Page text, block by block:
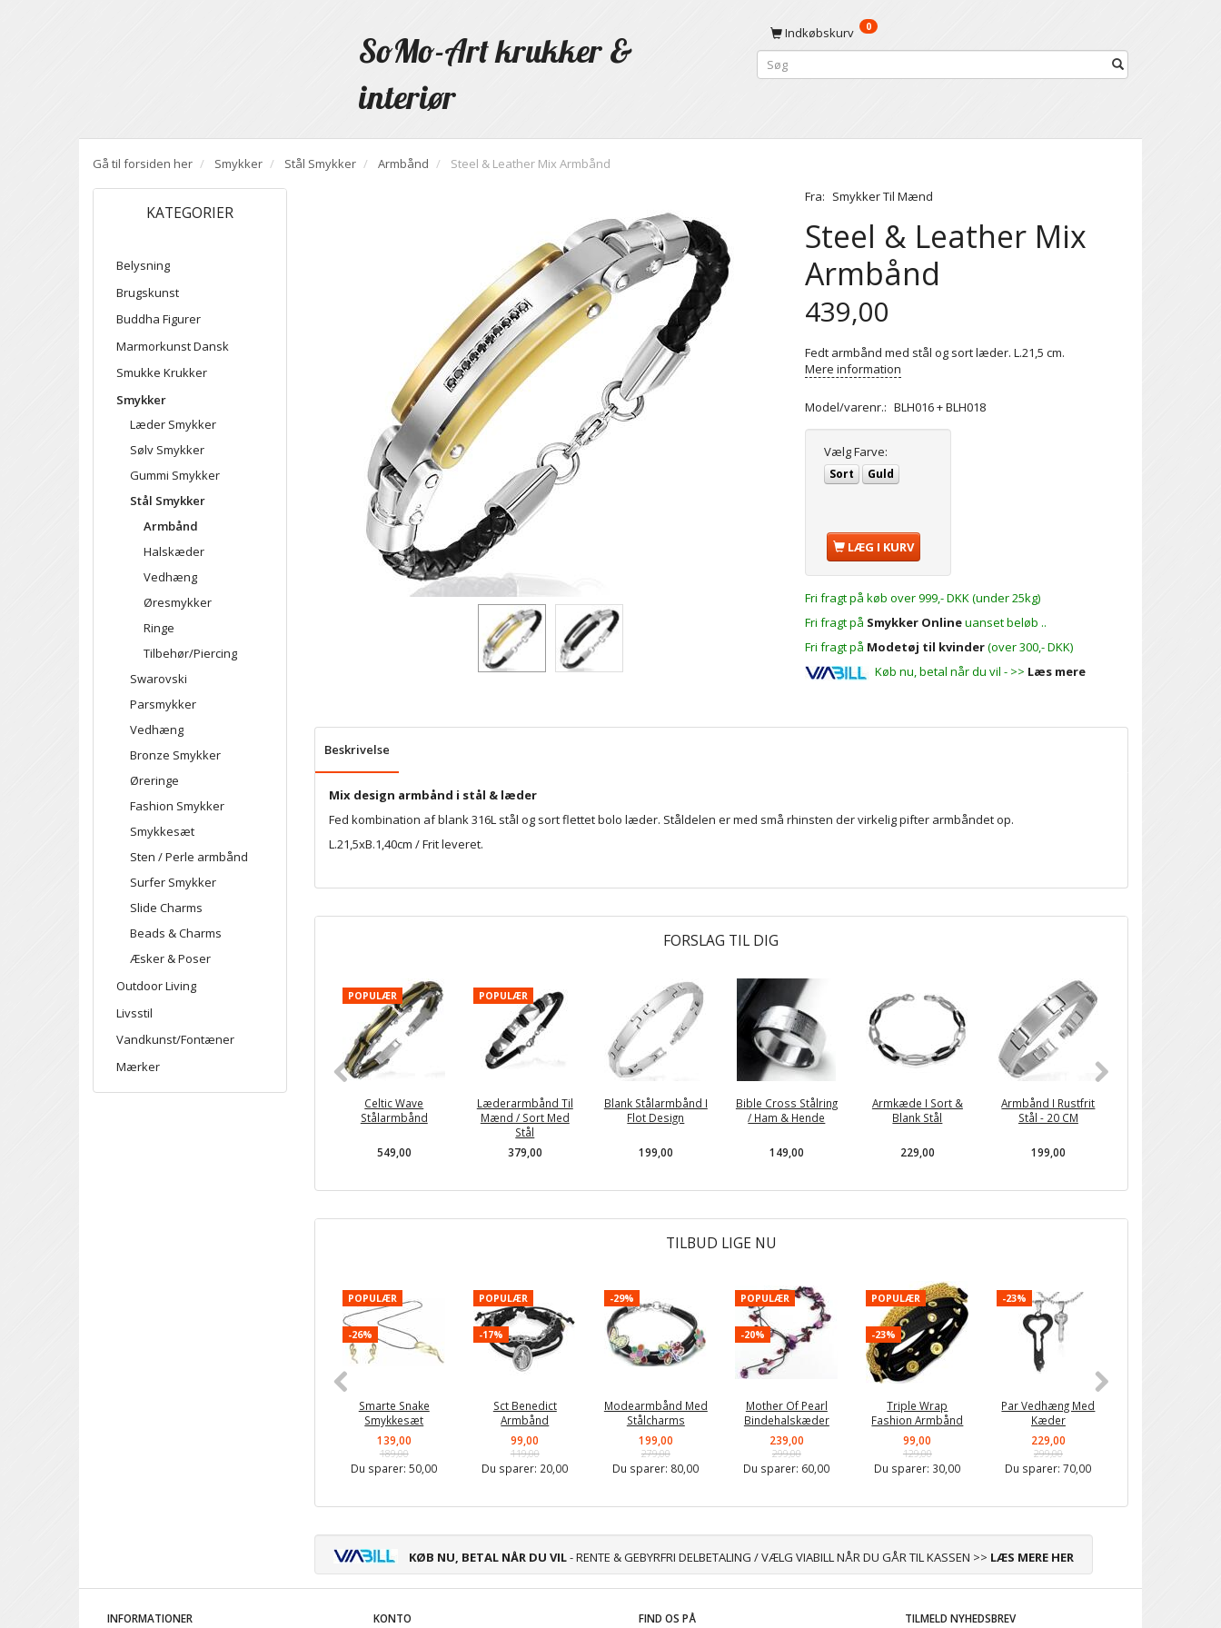
SoMo-Art krukker &
interiør
Indkøbskurv 0
Gå til forsiden her Smykker Stål Smykker Armbånd Steel & Leather Mix Armbånd
KATEGORIER
Belysning
Brugskunst
Buddha Figurer
Marmorkunst Dansk
Smukke Krukker
Smykker
Læder Smykker
Sølv Smykker
Gummi Smykker
Stål Smykker
Armbånd
Halskæder
Vedhæng
Øresmykker
Ringe
Tilbehør/Piercing
Swarovski
Parsmykker
Vedhæng
Bronze Smykker
Øreringe
Fashion Smykker
Smykkesæt
Sten / Perle armbånd
Surfer Smykker
Slide Charms
Beads & Charms
Æsker & Poser
Outdoor Living
Livsstil
Vandkunst/Fontæner
Mærker
Fra: Smykker Til Mænd
Steel & Leather Mix
Armbånd
439,00
Fedt armbånd med stål og sort læder. L.21,5 cm.
Mere information
Model/varenr.: BLH016 + BLH018
VælgFarve:
Sort Guld
LÆG I KURV
Fri fragt på køb over 999,- DKK (under 25kg)
Fri fragt på Smykker Onlineuanset beløb ..
Fri fragt på Modetøj til kvinder(over 300,- DKK)
Køb nu, betal når du vil - >> Læs mere
Beskrivelse
Mix design armbånd i stål & læder
Fed kombination af blank 316L stål og sort flettet bolo læder. Ståldelen er med små rhinsten der virkelig pifter armbåndet op.
L.21,5xB.1,40cm / Frit leveret.
FORSLAG TIL DIG
POPULÆR
Celtic Wave
Stålarmbånd
549,00
POPULÆR
Læderarmbånd Til
Mænd / Sort Med
Stål
379,00
Blank Stålarmbånd I
Flot Design
199,00
Bible Cross Stålring
/ Ham & Hende
149,00
Armkæde I Sort &
Blank Stål
229,00
Armbånd I Rustfrit
Stål - 20 CM
199,00
TILBUD LIGE NU
POPULÆR
-26%
Smarte Snake
Smykkesæt
139,00
189,00
Du sparer:50,00
POPULÆR
-17%
Sct Benedict
Armbånd
99,00
119,00
Du sparer: 20,00
-29%
Modearmbånd Med
Stålcharms
199,00
279,00
Du sparer: 80,00
POPULÆR
-20%
Mother Of Pearl
Bindehalskæder
239,00
299,00
Du sparer: 60,00
POPULÆR
-23%
Triple Wrap
Fashion Armbånd
99,00
129,00
Du sparer: 30,00
-23%
Par Vedhæng Med
Kæder
229,00
299,00
Du sparer:70,00
KØB NU, BETAL NÅR DU VIL- RENTE & GEBYRFRI DELBETALING / VÆLG VIABILL NÅR DU GÅR TIL KASSEN >> LÆS MERE HER
INFORMATIONER KONTO FIND OS PÅ TILMELD NYHEDSBREV